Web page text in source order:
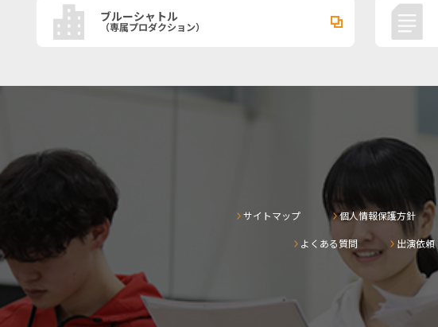
ブルーシャトル
（専属プロダクション）
サイトマップ 個人情報保護方針
よくある質問 出演依頼